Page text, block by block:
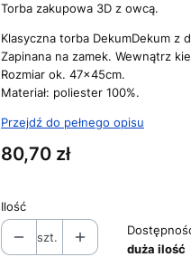
Torba zakupowa 3D z owcą.
Klasyczna torba DekumDekum z
Zapinana na zamek. Wewnątrz
Rozmiar ok. 47x45cm.
Materiał: poliester 100%.
Przejdź do pełnego opisu
Cena
80,70 zł
Ilość
szt.
duża ilość